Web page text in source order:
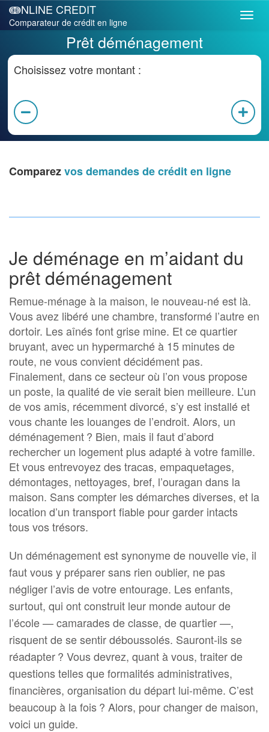
ↈNLINE CREDIT
Comparateur de crédit en ligne
Prêt déménagement
Choisissez votre montant :
Comparezvos demandes de crédit en ligne
Je déménage en m’aidant du
prêt déménagement
Remue-ménage à la maison, le nouveau-né est là.
Vous avez libéré une chambre, transformé l’autre en
dortoir. Les aînés font grise mine. Et ce quartier
bruyant, avec un hypermarché à 15 minutes de
route, ne vous convient décidément pas.
Finalement, dans ce secteur où l’on vous propose
un poste, la qualité de vie serait bien meilleure. L’un
de vos amis, récemment divorcé, s’y est installé et
vous chante les louanges de l’endroit. Alors, un
déménagement ? Bien, mais il faut d’abord
rechercher un logement plus adapté à votre famille.
Et vous entrevoyez des tracas, empaquetages,
démontages, nettoyages, bref, l’ouragan dans la
maison. Sans compter les démarches diverses, et la
location d’un transport fiable pour garder intacts
tous vos trésors.
Un déménagement est synonyme de nouvelle vie, il
faut vous y préparer sans rien oublier, ne pas
négliger l’avis de votre entourage. Les enfants,
surtout, qui ont construit leur monde autour de
l’école — camarades de classe, de quartier —,
risquent de se sentir déboussolés. Sauront-ils se
réadapter ? Vous devrez, quant à vous, traiter de
questions telles que formalités administratives,
financières, organisation du départ lui-même. C’est
beaucoup à la fois ? Alors, pour changer de maison,
voici un guide.